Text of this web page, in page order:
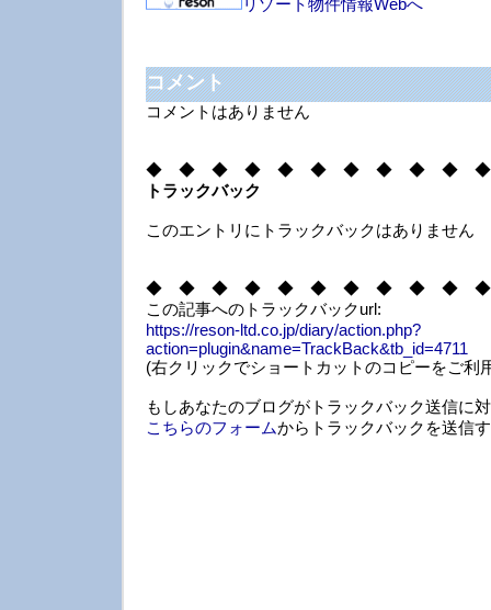
リゾート物件情報Webへ
コメント
コメントはありません
◆ ◆ ◆ ◆ ◆ ◆ ◆ ◆ ◆ ◆
トラックバック
このエントリにトラックバックはありません
◆ ◆ ◆ ◆ ◆ ◆ ◆ ◆ ◆ ◆
この記事へのトラックバックurl:
https://reson-ltd.co.jp/diary/action.php?
action=plugin&name=TrackBack&tb_id=4711
(右クリックでショートカットのコピーをご利
もしあなたのブログがトラックバック送信に
こちらのフォームからトラックバックを送信